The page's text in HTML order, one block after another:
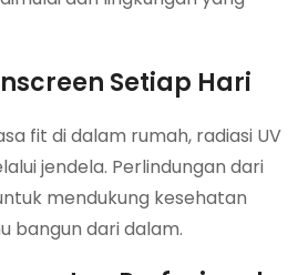
Setiap Hari
fit di dalam rumah, radiasi UV
jendela. Perlindungan dari
mendukung kesehatan
bangun dari dalam.